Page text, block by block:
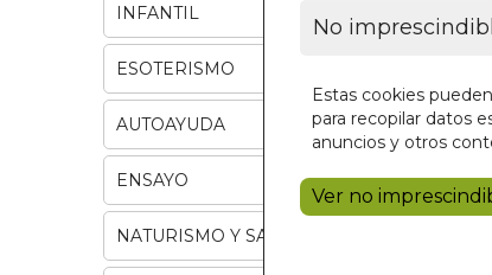
No
Estas cookies
para recopilar datos
anuncios y otros
Ver no
INFANTIL
ESOTERISMO
AUTOAYUDA
ENSAYO
NATURISMO Y SALUD